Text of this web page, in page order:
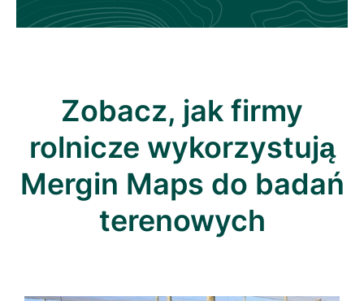
Zobacz, jak firmy
rolnicze wykorzystują
Mergin Maps do badań
terenowych